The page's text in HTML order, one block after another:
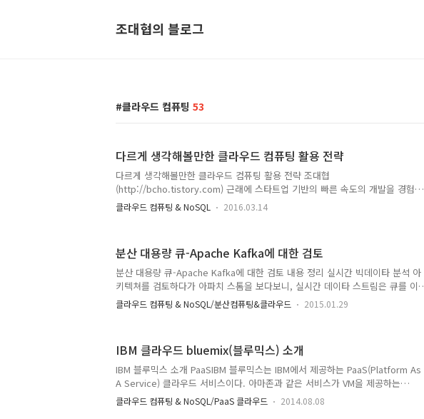
조대협의 블로그
클라우드 컴퓨팅 53
다르게 생각해볼만한 클라우드 컴퓨팅 활용 전략
다르게 생각해볼만한 클라우드 컴퓨팅 활용 전략 조대협
(http://bcho.tistory.com) 근래에 스타트업 기반의 빠른 속도의 개발을 경험하
고, 클라우드 컴퓨팅 도입 전략에 대해서 고민할 기회가 생겨서 여러 자료를 검
토하던중에 퍼블릭 클라우드 도입 전략에 대해서 기존과 다른 접근 방식이 필요
서 구글이나 마이크로소프트가 큰 딜을 잡아나가면서 약간씩 구도가 바뀌고 있
는 형상이다. 특히 구글의 Spotify와, Quizlet의 사례를 보면 구글 사용사례이
기 때문에 구글이 좋다는 이야기지만, 내용을 디테일하게 살펴보면 꽤나 재미 있
는 인사이트를 얻을..
클라우드 컴퓨팅 & NoSQL 2016.03.14
분산 대용량 큐-Apache Kafka에 대한 검토
분산 대용량 큐-Apache Kafka에 대한 검토 내용 정리 실시간 빅데이타 분석 아
키텍쳐를 검토하다가 아파치 스톰을 보다보니, 실시간 데이타 스트림은 큐를 이
용해서 수집하는 경우가 많은데, 데이타의 양이 많다 보니 기존의 큐 솔루션으로
는 한계가 있어서 분산 대용량 큐로 아파치 카프카(Kafka)가 많이 언급된다.그래
에 비해서는 많이 부족하지만 대용량 메세지를 지원할 수 있는 것이 가장 큰 특
징이다. 특히 분산 환경에서 용량 뿐 아니라, 복사본을 다른 노드에 저장함으로
써 노드 장애에 대한 장애 대응 성을 가지고 있기 때문에 용량에는 확실하게 ..
클라우드 컴퓨팅 & NoSQL/분산컴퓨팅&클라우드 2015.01.29
IBM 클라우드 bluemix(블루믹스) 소개
IBM 블루믹스 소개 PaaSIBM 블루믹스는 IBM에서 제공하는 PaaS(Platform As
A Service) 클라우드 서비스이다. 아마존과 같은 서비스가 VM을 제공하는
IaaS(Infra as a service)라면, 블루믹스는 node.js, Java와 같은 런타임을 미
리 깔아놓고, 거기에 소스코드를 넣어서 돌리는 구조이다. IaaS의 경우 Linux나
클라우드 컴퓨팅 & NoSQL/PaaS 클라우드 2014.08.08